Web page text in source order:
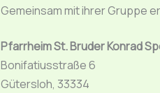
Gemeinsam mit ihrer Gruppe
Pfarrheim St. Bruder Konrad
Bonifatiusstraße 6
Gütersloh, 33334